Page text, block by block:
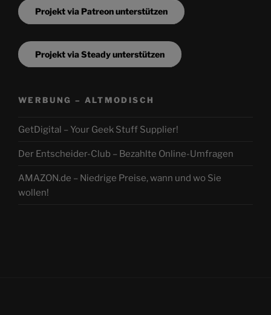
Projekt via Patreon unterstützen
Projekt via Steady unterstützen
WERBUNG – ALTMODISCH
GetDigital – Your Geek Stuff Supplier!
Der Entscheider-Club – Bezahlte Online-Umfragen
AMAZON.de – Niedrige Preise, wann und wo Sie
wollen!